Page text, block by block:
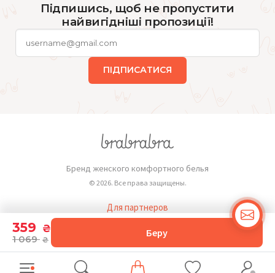
359 ₴
1 069 ₴
Беру
Підпишись, щоб не пропустити
найвигідніші пропозиції!
ПІДПИСАТИСЯ
Бренд женского комфортного белья
© 2026. Все права защищены.
Для партнеров